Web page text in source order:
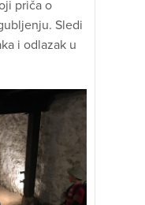
priča o
Sledi
i odlazak u